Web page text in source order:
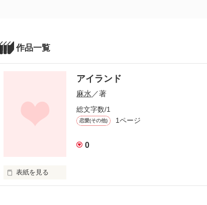
作品一覧
アイランド
麻水／著
総文字数/1
恋愛(その他) 1ページ
0
表紙を見る